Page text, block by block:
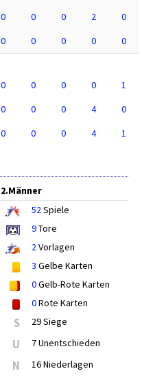
0 0 0 2
0
0 0 0 0
0
0 0 0 0
1
0 0 0 4
0
0 0 0 4 1
2.Männer
52Spiele
9Tore
2Vorlagen
3 Gelbe Karten
0Gelb-Rote Karten
0Rote Karten
S 29 Siege
U 7 Unentschieden
N 16 Niederlagen